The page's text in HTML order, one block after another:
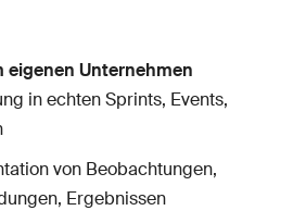
eigenen Unternehmen
in echten Sprints, Events,
von Beobachtungen,
Ergebnissen